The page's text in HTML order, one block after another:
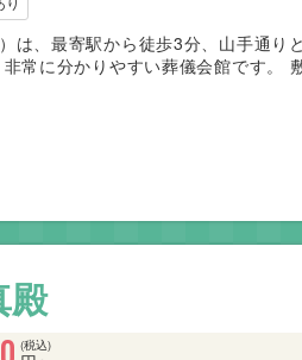
は、最寄駅から徒歩3分、山手通り
常に分かりやすい葬儀会館です。
殿
(税込)